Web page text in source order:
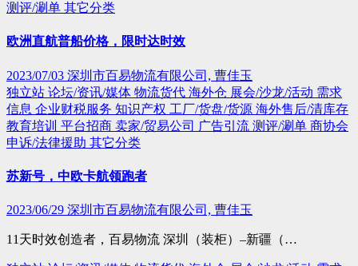
测评/涮单 其它分类
欧洲直航普船价格，限时达时效
2023/07/03 深圳市百易物流有限公司, 曹佳玉
独立站 论坛/资讯/媒体 物流货代 海外仓 展会/沙龙/活动 需求
信息 企业财税服务 知识产权 工厂/货盘/货源 海外售后/清库存
教育培训 平台招商 卖家/贸易公司 广告引流 测评/涮单 商协会
申诉/法律援助 其它分类
苏新号，中欧卡航领跑者
2023/06/29 深圳市百易物流有限公司, 曹佳玉
11天时效创造者，百易物流 深圳（装柜）–新疆（…